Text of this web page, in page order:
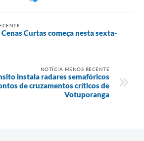
Curtas começa nesta sexta-
NOTÍCIA MENOS RECENTE
instala radares semafóricos
de cruzamentos críticos de
Votuporanga